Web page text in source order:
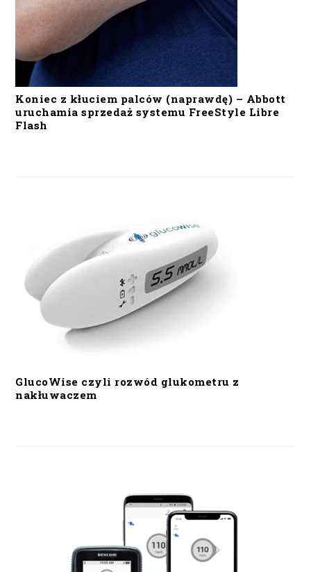
Koniec z kłuciem palców (naprawdę) – Abbott
uruchamia sprzedaż systemu FreeStyle Libre
Flash
GlucoWise czyli rozwód glukometru z
nakłuwaczem